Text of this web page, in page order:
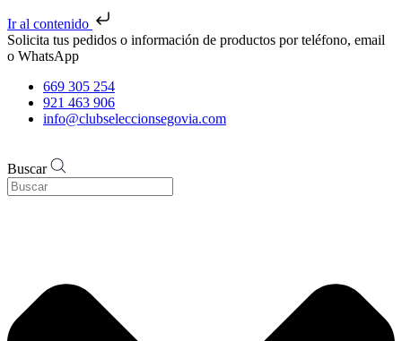
Ir al contenido
Solicita tus pedidos o información de productos por teléfono, email
o WhatsApp
669 305 254
921 463 906
info@clubseleccionsegovia.com
Buscar